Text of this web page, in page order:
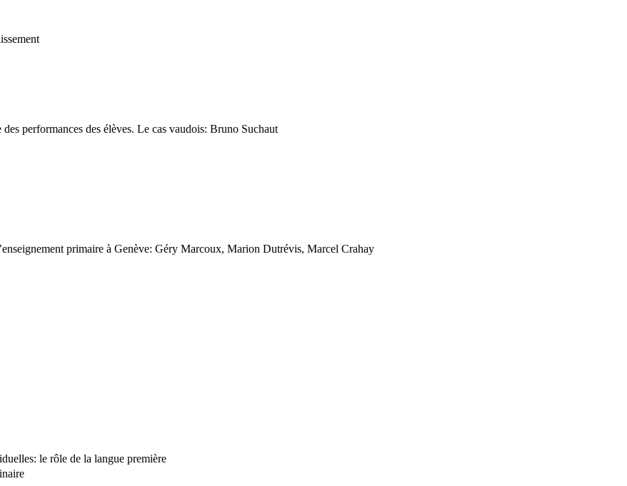
performances des élèves. Le cas vaudois: Bruno Suchaut
primaire à Genève: Géry Marcoux, Marion Dutrévis, Marcel Crahay
le rôle de la langue première